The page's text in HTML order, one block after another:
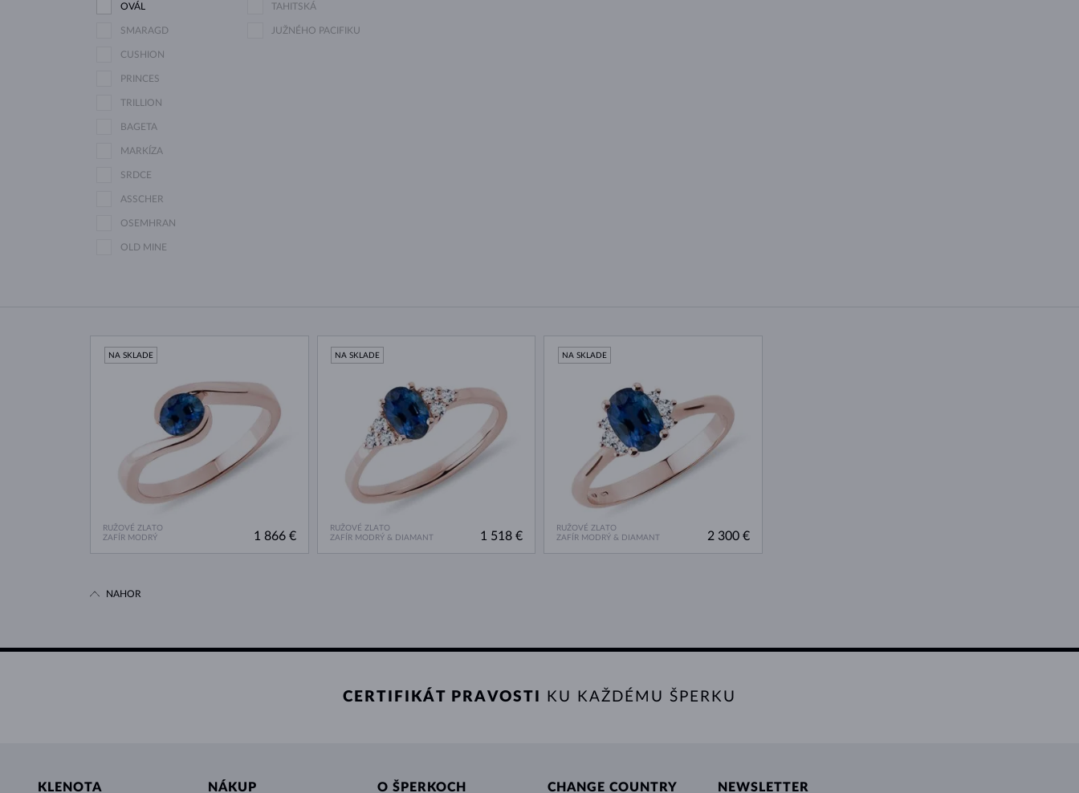
OVÁL
SMARAGD
CUSHION
PRINCES
TRILLION
BAGETA
MARKÍZA
SRDCE
ASSCHER
OSEMHRAN
OLD MINE
TAHITSKÁ
JUŽNÉHO PACIFIKU
RUŽOVÉ ZLATO
ZAFÍR MODRÝ
NA SKLADE
1 866 €
RUŽOVÉ ZLATO
ZAFÍR MODRÝ & DIAMANT
NA SKLADE
1 518 €
RUŽOVÉ ZLATO
ZAFÍR MODRÝ & DIAMANT
NA SKLADE
2 300 €
NAHOR
CERTIFIKÁT PRAVOSTI KU KAŽDÉMU ŠPERKU
KLENOTA NÁKUP O ŠPERKOCH CHANGE COUNTRY NEWSLETTER